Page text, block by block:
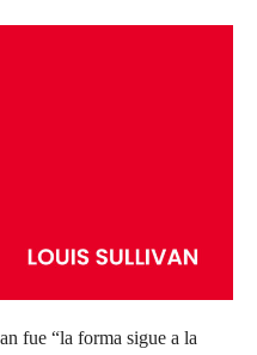
fue “la forma sigue a la